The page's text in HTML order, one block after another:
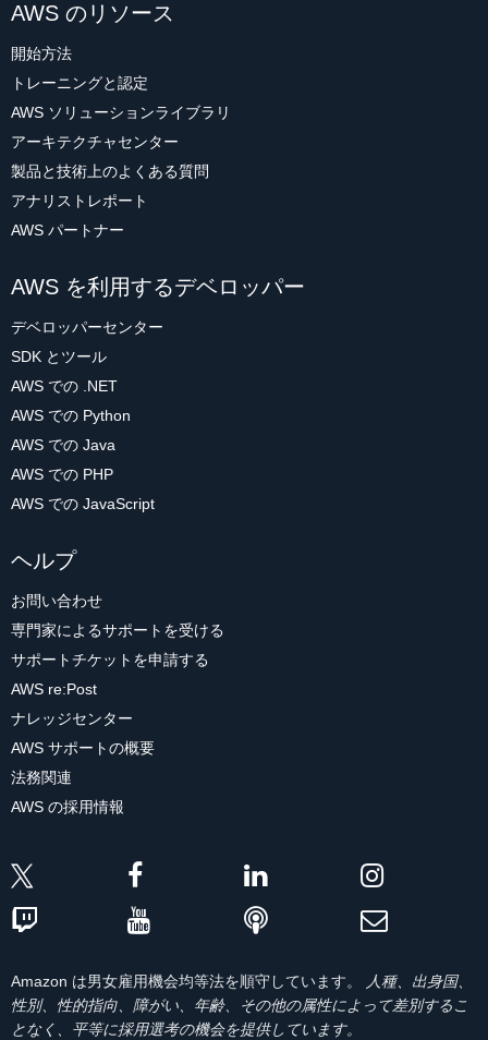
AWS のリソース
開始方法
トレーニングと認定
AWS ソリューションライブラリ
アーキテクチャセンター
製品と技術上のよくある質問
アナリストレポート
AWS パートナー
AWS を利用するデベロッパー
デベロッパーセンター
SDK とツール
AWS での .NET
AWS での Python
AWS での Java
AWS での PHP
AWS での JavaScript
ヘルプ
お問い合わせ
専門家によるサポートを受ける
サポートチケットを申請する
AWS re:Post
ナレッジセンター
AWS サポートの概要
法務関連
AWS の採用情報
Amazon は男女雇用機会均等法を順守しています。
人種、出身国、
性別、性的指向、障がい、年齢、その他の属性によって差別するこ
となく、平等に採用選考の機会を提供しています。